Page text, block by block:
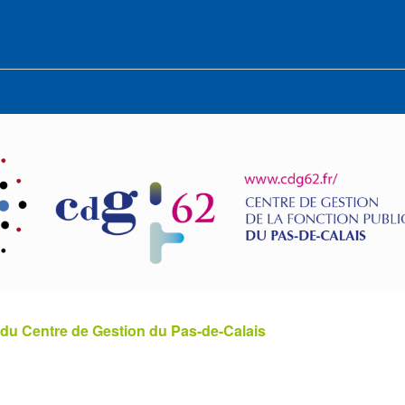
Centre de Gestion du Pas-de-Calais